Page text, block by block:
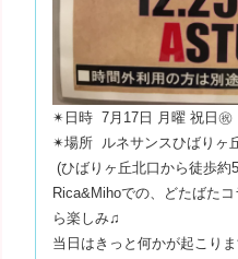
✴︎日時 7月17日 月曜 祝日㊗️
✴︎場所 ルネサンスひばりヶ
(ひばりヶ丘北口から徒歩約
Rica&Mihoでの、どたばた
ら楽しみ♫
当日はきっと何かが起こりま